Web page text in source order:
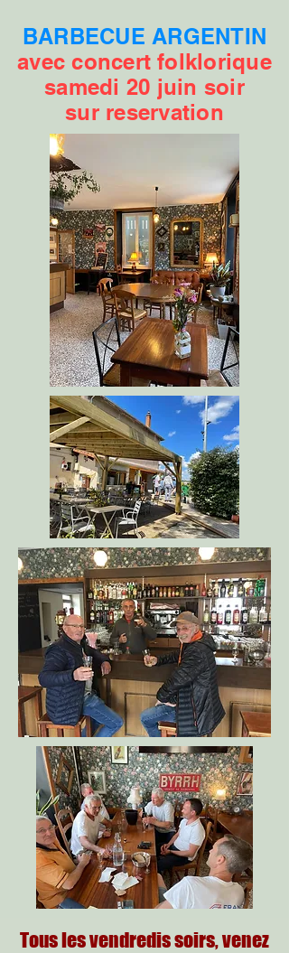
BARBECUE ARGENTIN
avec concert folklorique
samedi 20 juin soir
sur reservation
Tous les vendredis soirs, venez